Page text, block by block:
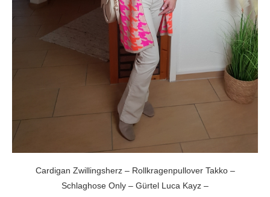
Cardigan Zwillingsherz – Rollkragenpullover Takko –
Schlaghose Only – Gürtel Luca Kayz –